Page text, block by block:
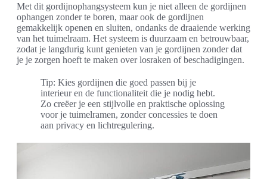
Met dit gordijnophangsysteem kun je niet alleen de gordijnen
ophangen zonder te boren, maar ook de gordijnen
gemakkelijk openen en sluiten, ondanks de draaiende werking
van het tuimelraam. Het systeem is duurzaam en betrouwbaar,
zodat je langdurig kunt genieten van je gordijnen zonder dat
je je zorgen hoeft te maken over losraken of beschadigingen.
Tip: Kies gordijnen die goed passen bij je
interieur en de functionaliteit die je nodig hebt.
Zo creëer je een stijlvolle en praktische oplossing
voor je tuimelramen, zonder concessies te doen
aan privacy en lichtregulering.